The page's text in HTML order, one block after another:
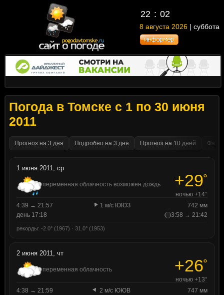
22 02
8 августа 2026 | суббота
Погода в Томске с 1 по 30 июня
2011
Прогноз на 3 дня Подробно на 3 дня Прогноз на 10 дней
1 июня 2011, ср
переменная облачность возможен дождь +29°
ночью +14°
4:39 → 21:57
1 м/с ЮЮЗ
742 мм
день 17:18
3:58 → 21:42
рекорды: -2.0° (1967) · 31.0° (1953)
2 июня 2011, чт
переменная облачность +26°
ночью +13°
4:38 → 21:59
2 м/с ЮЮВ
747 мм